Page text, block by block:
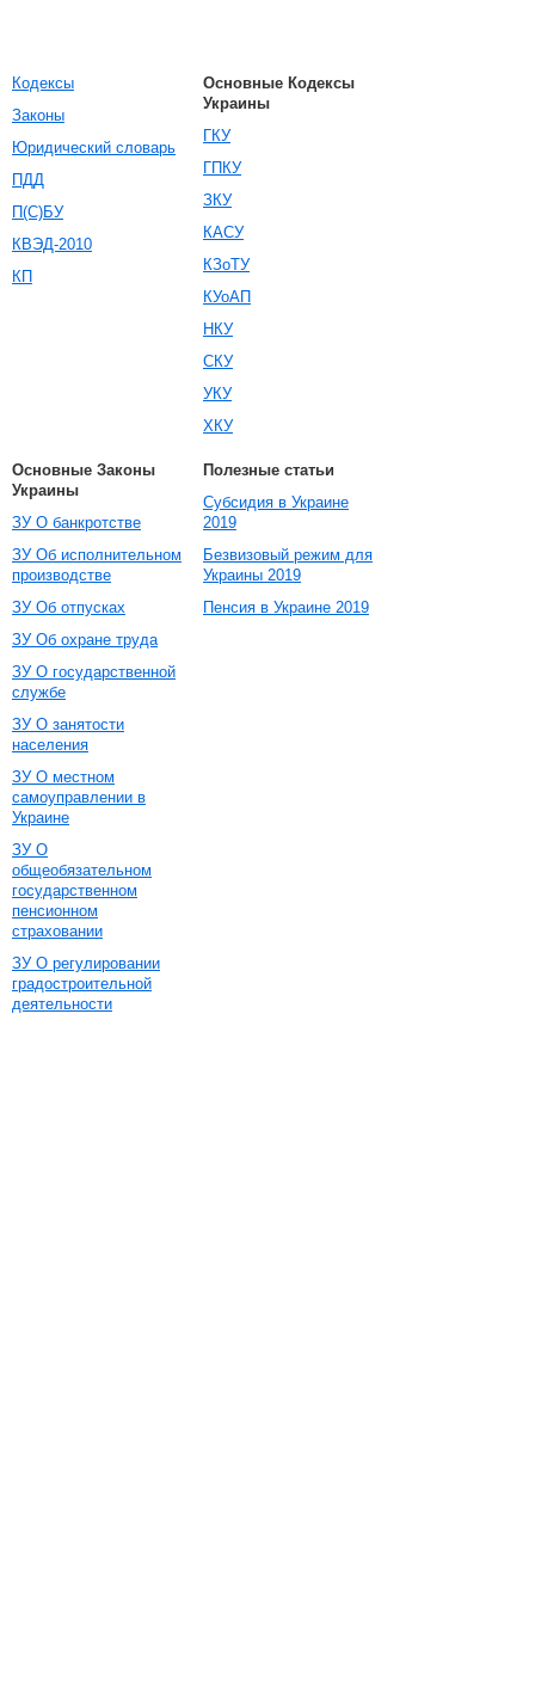
Кодексы
Законы
Юридический словарь
ПДД
П(С)БУ
КВЭД-2010
КП
Основные Кодексы
Украины
ГКУ
ГПКУ
ЗКУ
КАСУ
КЗоТУ
КУоАП
НКУ
СКУ
УКУ
ХКУ
Основные Законы
Украины
ЗУ О банкротстве
ЗУ Об исполнительном
производстве
ЗУ Об отпусках
ЗУ Об охране труда
ЗУ О государственной
службе
ЗУ О занятости
населения
ЗУ О местном
самоуправлении в
Украине
ЗУ О
общеобязательном
государственном
пенсионном
страховании
ЗУ О регулировании
градостроительной
деятельности
Полезные статьи
Субсидия в Украине
2019
Безвизовый режим для
Украины 2019
Пенсия в Украине 2019